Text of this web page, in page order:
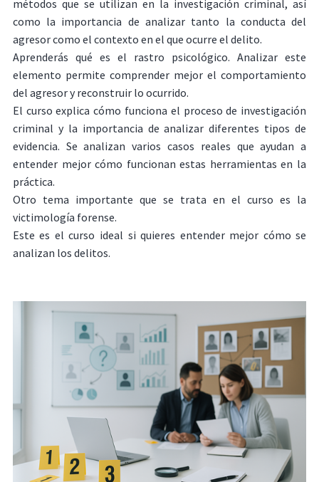
métodos que se utilizan en la investigación criminal, así
como la importancia de analizar tanto la conducta del
agresor como el contexto en el que ocurre el delito.
Aprenderás qué es el rastro psicológico. Analizar este
elemento permite comprender mejor el comportamiento
del agresor y reconstruir lo ocurrido.
El curso explica cómo funciona el proceso de investigación
criminal y la importancia de analizar diferentes tipos de
evidencia. Se analizan varios casos reales que ayudan a
entender mejor cómo funcionan estas herramientas en la
práctica.
Otro tema importante que se trata en el curso es la
victimología forense.
Este es el curso ideal si quieres entender mejor cómo se
analizan los delitos.